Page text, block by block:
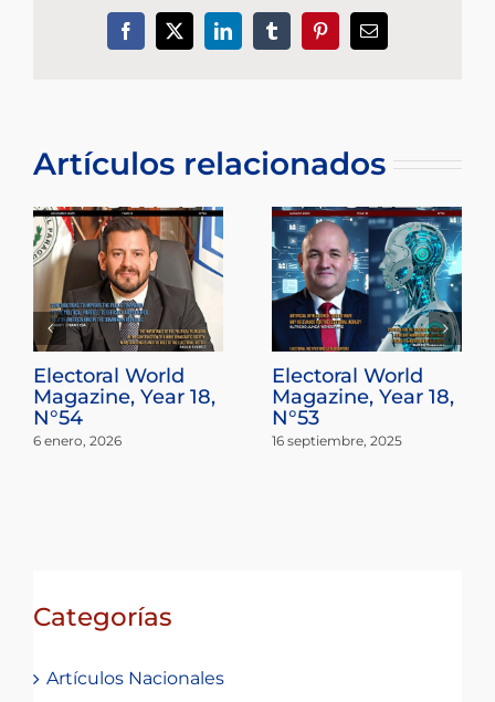
Facebook
X LinkedInTumblrPinterestCorreo
Artículos relacionados
Electoral World
Magazine, Year 18,
N°54
6 enero, 2026
Electoral World
Magazine, Year 18,
N°53
16 septiembre, 2025
Categorías
Artículos Nacionales